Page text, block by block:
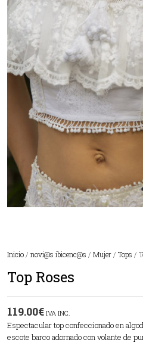
Inicio / novi@s ibicenc@s / Mujer / Tops /
Top Roses
119.00€ IVA INC.
Espectacular top confeccionado en
escote barco adornado con volante de